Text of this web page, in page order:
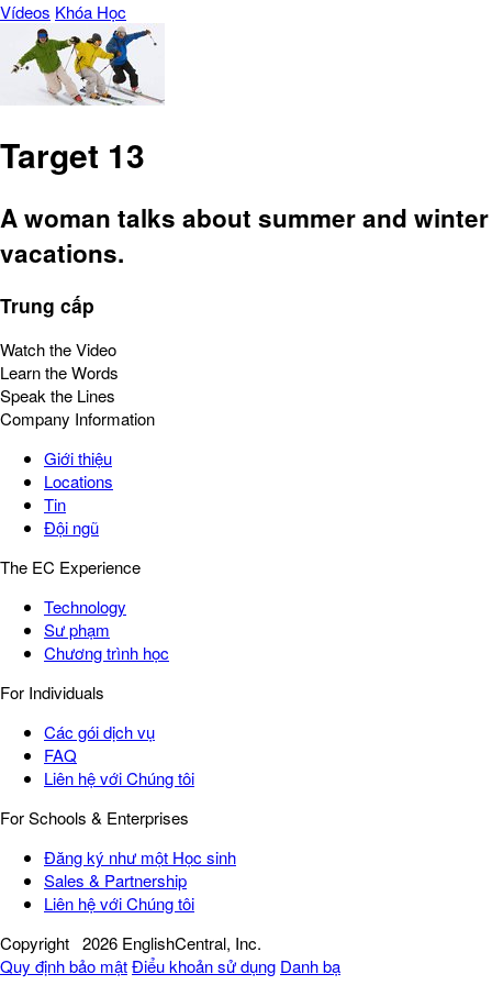
Vídeos Khóa Học
Target 13
A woman talks about summer and winter
vacations.
Trung cấp
Watch the Video
Learn the Words
Speak the Lines
Company Information
Giới thiệu
Locations
Tin
Đội ngũ
The EC Experience
Technology
Sư phạm
Chương trình học
For Individuals
Các gói dịch vụ
FAQ
Liên hệ với Chúng tôi
For Schools & Enterprises
Đăng ký như một Học sinh
Sales & Partnership
Liên hệ với Chúng tôi
Copyright 2026 EnglishCentral, Inc.
Quy định bảo mậtĐiểu khoản sử dụng Danh bạ